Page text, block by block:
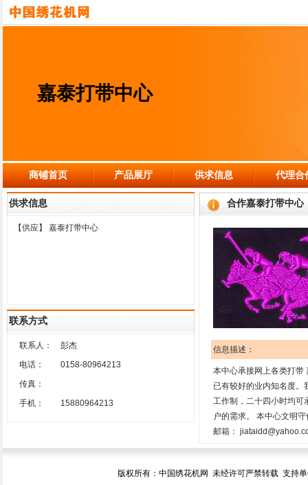
嘉泰打带中心
商铺首页 产品展厅 供求信息 代理合
供求信息
【供应】 嘉泰打带中心
联系方式
联系人：
彭杰
电话：
0158-80964213
传真：
手机：
15880964213
合作嘉泰打带中心
信息描述：
本中心承接网上各类打带
已有较好的业内知名度。
工作制，二十四小时均可
户的需求。 本中心文明
邮箱：
版权所有：中国绣花机网 未经许可严禁转载 支持